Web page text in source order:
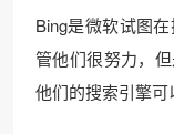
Bing是微软试图
管他们很努力，
他们的搜索引擎可